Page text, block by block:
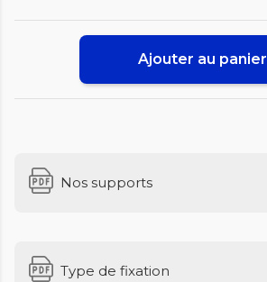
Ajouter au panier
Nos supports
Type de fixation